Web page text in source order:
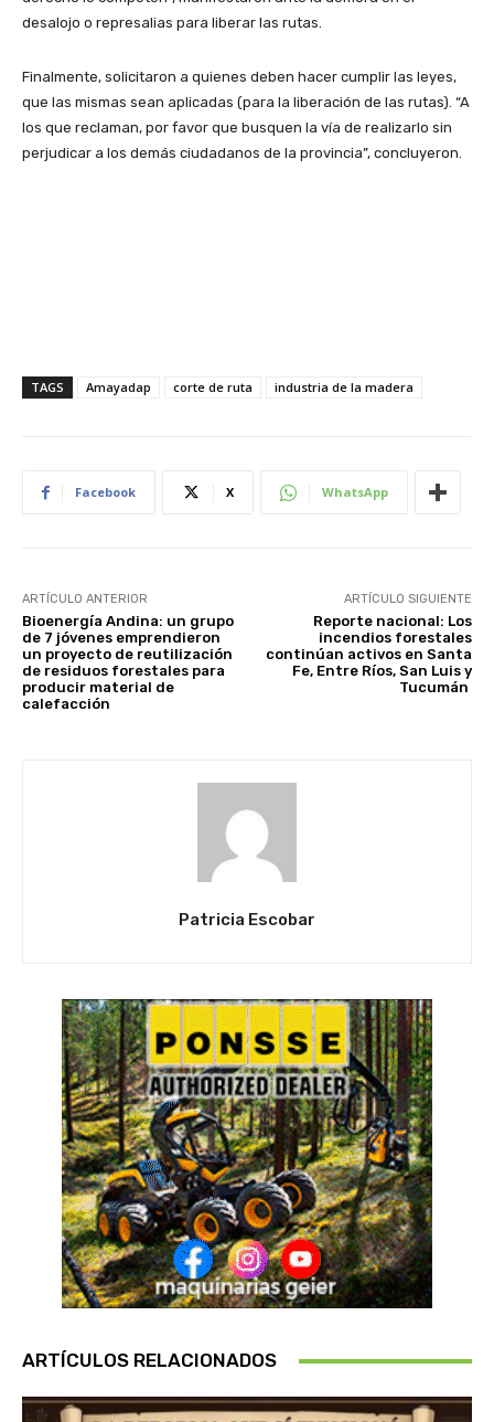
desalojo o represalias para liberar las rutas.
Finalmente, solicitaron a quienes deben hacer cumplir las leyes,
que las mismas sean aplicadas (para la liberación de las rutas). “A
los que reclaman, por favor que busquen la vía de realizarlo sin
perjudicar a los demás ciudadanos de la provincia”, concluyeron.
TAGS Amayadap corte de ruta industria de la madera
Facebook X WhatsApp
ARTÍCULO ANTERIOR
Bioenergía Andina: un grupo
de 7 jóvenes emprendieron
un proyecto de reutilización
de residuos forestales para
producir material de
calefacción
ARTÍCULO SIGUIENTE
Reporte nacional: Los
incendios forestales
continúan activos en Santa
Fe, Entre Ríos, San Luis y
Tucumán
Patricia Escobar
ARTÍCULOS RELACIONADOS